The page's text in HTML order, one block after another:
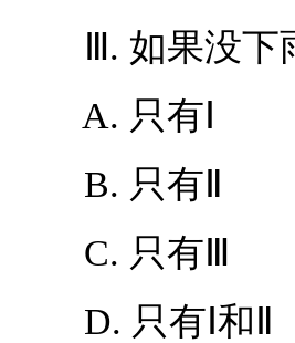
Ⅲ. 如果没下雨
A. 只有Ⅰ
B. 只有Ⅱ
C. 只有Ⅲ
D. 只有Ⅰ和Ⅱ